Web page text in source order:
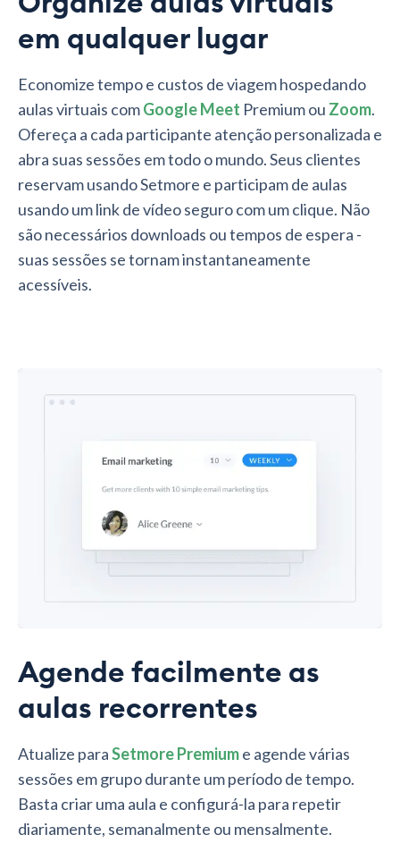
em qualquer lugar
Economize tempo e custos de viagem hospedando
aulas virtuais comGoogle Meet Premium ou Zoom.
Ofereça a cada participante atenção personalizada e
abra suas sessões em todo o mundo. Seus clientes
reservam usando Setmore e participam de aulas
usando um link de vídeo seguro com um clique. Não
são necessários downloads ou tempos de espera -
suas sessões se tornam instantaneamente
acessíveis.
Agende facilmente as
aulas recorrentes
Atualize paraSetmore Premiume agende várias
sessões em grupo durante um período de tempo.
Basta criar uma aula e configurá-la para repetir
diariamente, semanalmente ou mensalmente.